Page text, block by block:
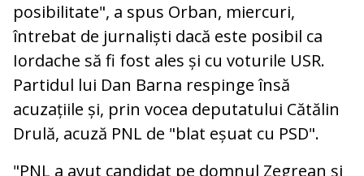
posibilitate", a spus Orban, miercuri,
întrebat de jurnaliști dacă este posibil ca
Iordache să fi fost ales și cu voturile USR.
Partidul lui Dan Barna respinge însă
acuzațiile și, prin vocea deputatului Cătălin
Drulă, acuză PNL de "blat eșuat cu PSD".
"PNL a avut candidat pe domnul Zegrean și